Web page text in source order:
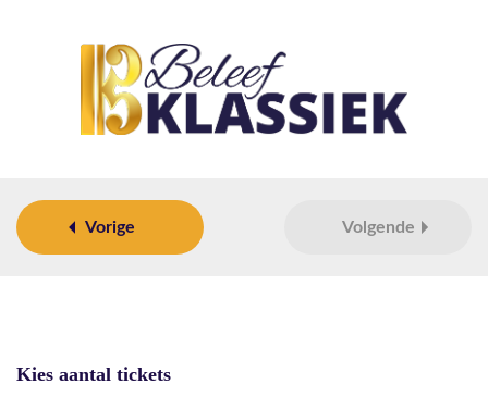
Vorige Volgende
Kies aantal tickets